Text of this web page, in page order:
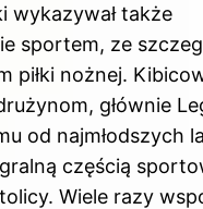
wykazywał także
sportem, ze
piłki nożnej.
głównie
od najmłodszych
częścią
Wiele razy